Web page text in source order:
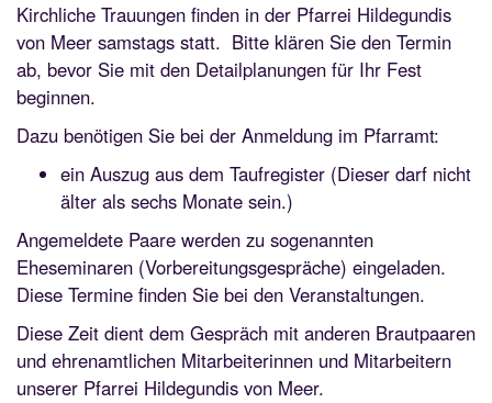
Kirchliche Trauungen finden in der Pfarrei Hildegundis
von Meer samstags statt. Bitte klären Sie den Termin
ab, bevor Sie mit den Detailplanungen für Ihr Fest
beginnen.
Dazu benötigen Sie bei der Anmeldung im Pfarramt:
ein Auszug aus dem Taufregister (Dieser darf nicht
älter als sechs Monate sein.)
Angemeldete Paare werden zu sogenannten
Eheseminaren (Vorbereitungsgespräche) eingeladen.
Diese Termine finden Sie bei den Veranstaltungen.
Diese Zeit dient dem Gespräch mit anderen Brautpaaren
und ehrenamtlichen Mitarbeiterinnen und Mitarbeitern
unserer Pfarrei Hildegundis von Meer.